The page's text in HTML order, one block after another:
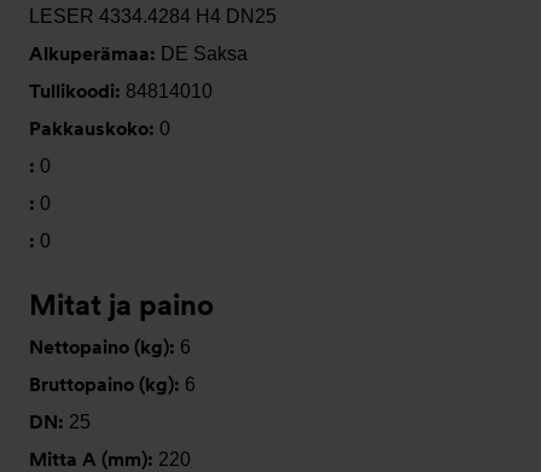
LESER 4334.4284 H4 DN25
Alkuperämaa: DE Saksa
Tullikoodi: 84814010
Pakkauskoko: 0
: 0
: 0
: 0
Mitat ja paino
Nettopaino (kg): 6
Bruttopaino (kg): 6
DN: 25
Mitta A (mm): 220